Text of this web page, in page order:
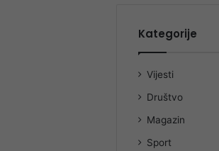
Kategorije
Vijesti
Društvo
Magazin
Sport